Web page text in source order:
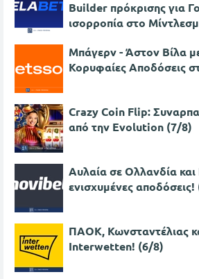
Builder πρόκρισης για
ισορροπία στο
Μπάγερν - Άστον Βίλα
Κορυφαίες Αποδόσεις
Crazy Coin Flip:
από την Evolution (7/8)
Αυλαία σε Ολλανδία
ενισχυμένες
ΠΑΟΚ, Κωνσταντέλιας
Interwetten! (6/8)